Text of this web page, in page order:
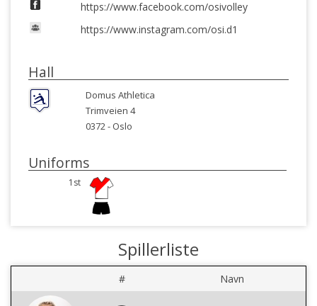
https://www.facebook.com/osivolley
https://www.instagram.com/osi.d1
Hall
Domus Athletica
Trimveien 4
0372 - Oslo
Uniforms
1st
Spillerliste
# Navn